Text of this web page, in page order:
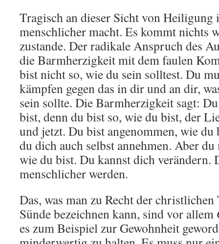
Tragisch an dieser Sicht von Heiligung
menschlicher macht. Es kommt nichts
zustande. Der radikale Anspruch des
die Barmherzigkeit mit dem faulen
bist nicht so, wie du sein solltest. Du
kämpfen gegen das in dir und an dir,
sein sollte. Die Barmherzigkeit sagt:
bist, denn du bist so, wie du bist, der
und jetzt. Du bist angenommen, wie
du dich auch selbst annehmen. Aber
wie du bist. Du kannst dich verändern.
menschlicher werden.
Das, was man zu Recht der
Sünde bezeichnen kann, sind vor allem
es zum Beispiel zur Gewohnheit